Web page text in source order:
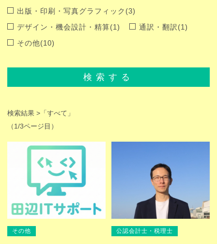
出版・印刷・写真グラフィック(3)
デザイン・機会設計・精算(1)
通訳・翻訳(1)
その他(10)
検索する
検索結果 > 「すべて」
（1/3ページ目）
その他 公認会計士・税理士